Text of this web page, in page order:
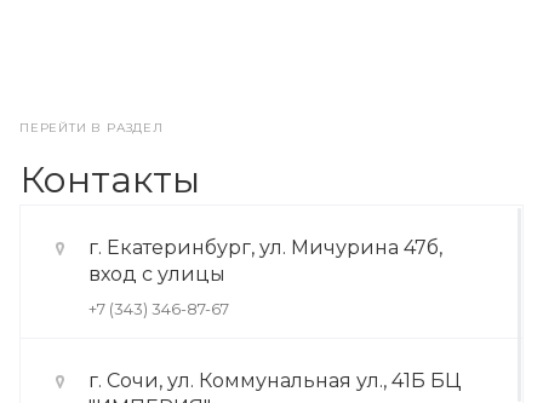
ПЕРЕЙТИ В РАЗДЕЛ
Контакты
г. Екатеринбург, ул. Мичурина 47б,
вход с улицы
+7 (343) 346-87-67
г. Сочи, ул. Коммунальная ул., 41Б БЦ